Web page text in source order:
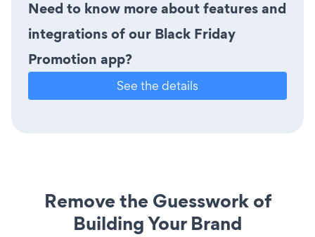
Need to know more about features and
integrations of our Black Friday
Promotion app?
See the details
Remove the Guesswork of
Building Your Brand